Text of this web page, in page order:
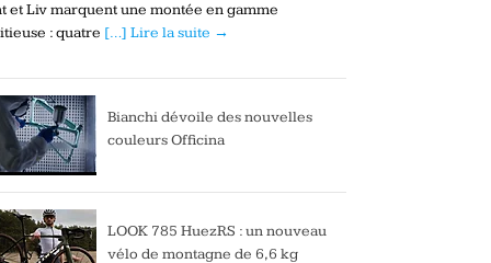
et Liv marquent une montée en gamme
: quatre […] Lire la suite →
Bianchi dévoile des nouvelles
couleurs Officina
LOOK 785 HuezRS : un nouveau
vélo de montagne de 6,6 kg